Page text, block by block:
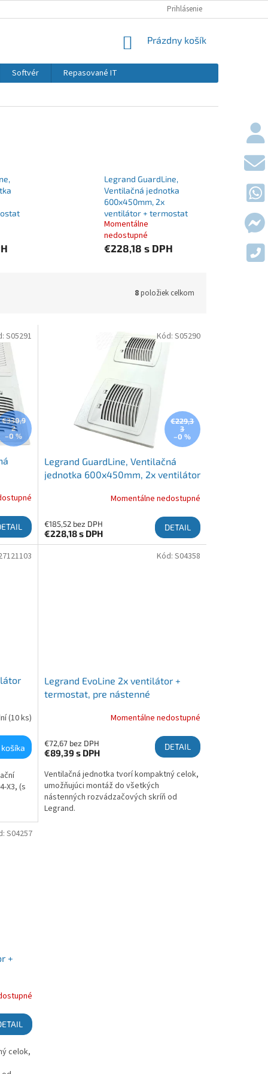
OBCHODNÉ
Prihlásenie
NÁKUPNÝ KOŠÍK
Prázdny košík
Softvér
Repasované IT
Legrand GuardLine,
Ventilačná jednotka
600x450mm, 2x
ventilátor + termostat
Momentálne
nedostupné
€228,18 s DPH
8položiek celkom
€330,9
2
–0 %
S05291
€229,3
3
–0 %
Legrand GuardLine, Ventilačná
jednotka 600x450mm, 2x ventilátor
Momentálne nedostupné
€185,52 bez DPH
€228,18s DPH
DETAIL
Kód: S05290
(10 ks)
košíka
X3, (s
Legrand EvoLine 2x ventilátor +
termostat, pre nástenné
Momentálne nedostupné
€72,67 bez DPH
€89,39 s DPH
DETAIL
Ventilačná jednotka tvorí kompaktný celok,
umožňujúci montáž do všetkých
nástenných rozvádzačových skríň od
Legrand.
Kód: S04358
+
celok,
S04257